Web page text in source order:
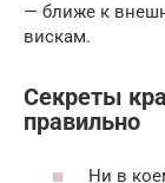
— ближе к
вискам.
Секреты
правильно
Ни в